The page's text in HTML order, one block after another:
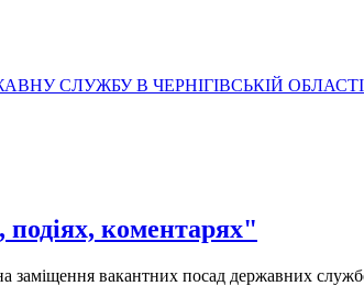
СЛУЖБУ В ЧЕРНІГІВСЬКІЙ ОБЛАСТІ
коментарях"
заміщення вакантних посад державних